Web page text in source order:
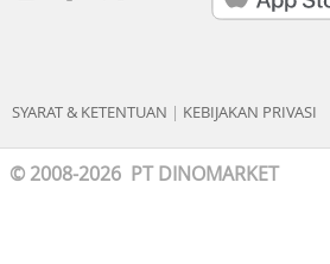
SYARAT & KETENTUAN | KEBIJAKAN PRIVASI
© 2008-2026 PT DINOMARKET